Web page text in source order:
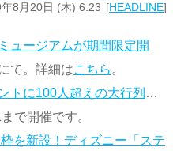
8月20日 (木) 6:23 HEADLINE
ュージアムが期間限定開
て。詳細はこちら 。
トに100人超えの大行列 …
で開催です。
を新設！ディズニー「ステ